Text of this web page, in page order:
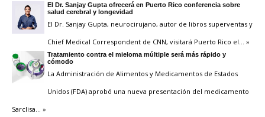
El Dr. Sanjay Gupta ofrecerá en Puerto Rico conferencia sobre
salud cerebral y longevidad
El Dr. Sanjay Gupta, neurocirujano, autor de libros superventas y
Chief Medical Correspondent de CNN, visitará Puerto Rico el … »
Tratamiento contra el mieloma múltiple será más rápido y
cómodo
La Administración de Alimentos y Medicamentos de Estados
Unidos (FDA) aprobó una nueva presentación del medicamento
Sarclisa … »